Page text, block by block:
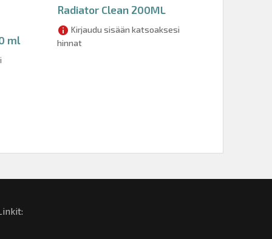
ml
Radiator Clean 200ML
Kirjaudu sisään katsoaksesi
hinnat